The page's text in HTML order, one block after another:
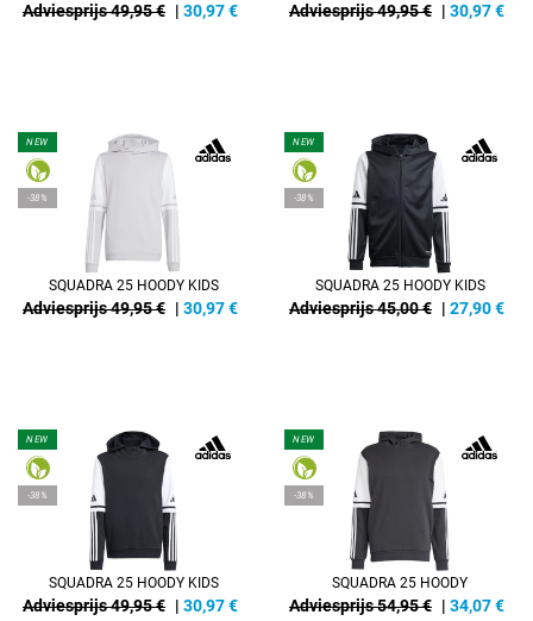
Adviesprijs 49,95 € | 30,97€ Adviesprijs 49,95 € | 30,97€
NEW
-38%
SQUADRA 25 HOODY KIDS
Adviesprijs 49,95 € | 30,97€
NEW
-38%
SQUADRA 25 HOODY KIDS
Adviesprijs 45,00 € | 27,90€
NEW
-38%
SQUADRA 25 HOODY KIDS
Adviesprijs 49,95 € | 30,97€
NEW
-38%
SQUADRA 25 HOODY
Adviesprijs 54,95 € | 34,07€